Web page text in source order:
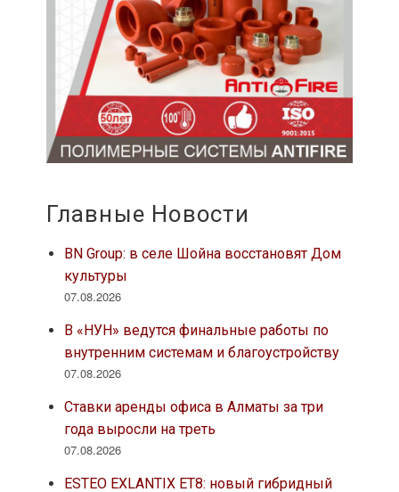
07.08.2026
Ставки аренды офиса в Алматы за три
года выросли на треть
07.08.2026
ESTEO EXLANTIX ET8: новый гибридный
внедорожник появится в ESTEO Центр
АвтоСпецЦентр Химки
ESTEO V-серия: в России появится новая
ESTEO, представленного в ГК
АвтоСпецЦентр
07.08.2026
5 вещей, которые нужно знать об уходе за
ламинатом дома
07.08.2026
Москвичи теряют доступ к дешёвым
апартаментам: предложение сократилось
07.08.2026